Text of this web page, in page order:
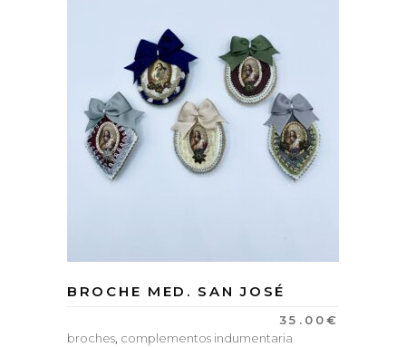
BROCHE MED. SAN JOSÉ
35.00€
broches, complementos indumentaria